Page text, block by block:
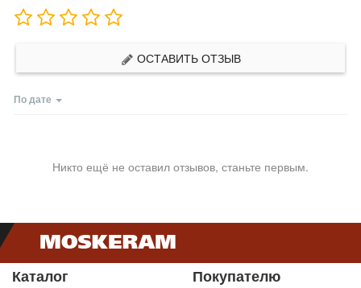
ОСТАВИТЬ ОТЗЫВ
По дате
Никто ещё не оставил отзывов, станьте первым.
Каталог Покупателю